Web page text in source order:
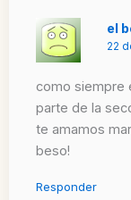
el
22
como siempre
parte de la
te amamos
beso!
Responder